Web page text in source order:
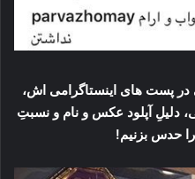
پست های اینستاگرامی اش،
دلیلِ آپلود عکس و نام و نسبتِ
حدس بزنیم!